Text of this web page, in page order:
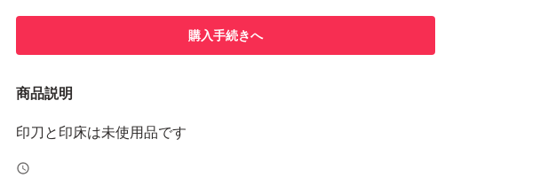
購入手続きへ
商品説明
印刀と印床は未使用品です